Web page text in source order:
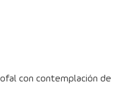
con contemplación de